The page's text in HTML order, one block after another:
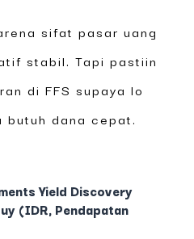
sifat pasar uang
stabil. Tapi pastiin
di FFS supaya lo
dana cepat.
Yield Discovery
(IDR, Pendapatan